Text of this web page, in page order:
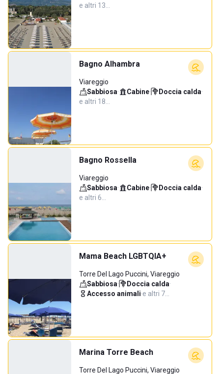
e altri 13…
Bagno Alhambra
Viareggio
Sabbiosa· Cabine· Doccia calda·
e altri 18…
Bagno Rossella
Viareggio
Sabbiosa· Cabine· Doccia calda·
e altri 6…
Mama Beach LGBTQIA+
Torre Del Lago Puccini, Viareggio
Sabbiosa· Doccia calda·
Accesso animali·e altri 7…
Marina Torre Beach
Torre Del Lago Puccini, Viareggio